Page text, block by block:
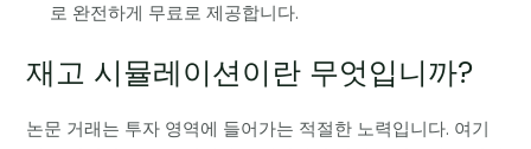
로 완전하게 무료로 제공합니다.
재고 시뮬레이션이란 무엇입니까?
논문 거래는 투자 영역에 들어가는 적절한 노력입니다. 여기